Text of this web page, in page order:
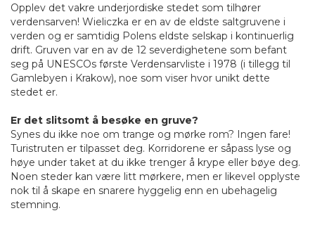
Opplev det vakre underjordiske stedet som tilhører
verdensarven! Wieliczka er en av de eldste saltgruvene i
verden og er samtidig Polens eldste selskap i kontinuerlig
drift. Gruven var en av de 12 severdighetene som befant
seg på UNESCOs første Verdensarvliste i 1978 (i tillegg til
Gamlebyen i Krakow), noe som viser hvor unikt dette
stedet er.
Er det slitsomt å besøke en gruve?
Synes du ikke noe om trange og mørke rom? Ingen fare!
Turistruten er tilpasset deg. Korridorene er såpass lyse og
høye under taket at du ikke trenger å krype eller bøye deg.
Noen steder kan være litt mørkere, men er likevel opplyste
nok til å skape en snarere hyggelig enn en ubehagelig
stemning.